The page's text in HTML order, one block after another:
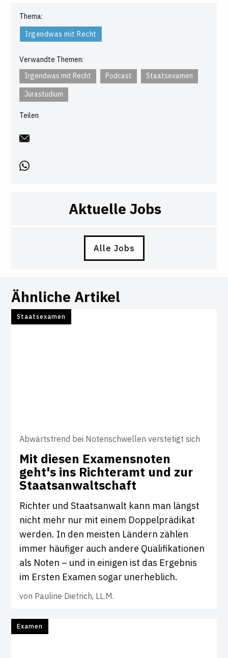
Thema:
Irgendwas mit Recht
Verwandte Themen:
Irgendwas mit Recht
Podcast
Staatsexamen
Jurastudium
Teilen
Aktuelle Jobs
Alle Jobs
Ähnliche Artikel
Staatsexamen
Abwärtstrend bei Notenschwellen verstetigt sich
Mit diesen Exa­mens­noten
geht's ins Rich­teramt und zur
Staats­an­walt­schaft
Richter und Staatsanwalt kann man längst
nicht mehr nur mit einem Doppelprädikat
werden. In den meisten Ländern zählen
immer häufiger auch andere Qualifikationen
als Noten – und in einigen ist das Ergebnis
im Ersten Examen sogar unerheblich.
von Pauline Dietrich, LL.M.
Examen